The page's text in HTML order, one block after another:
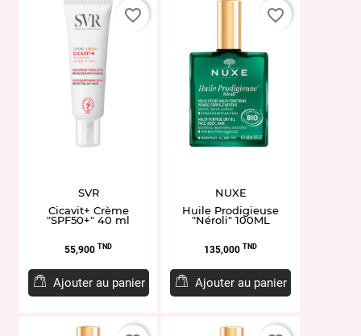
SVR
Cicavit+ Crème
"SPF50+" 40 ml
Prix
55,900 TND
Ajouter au panier
favorite_border
NUXE
Huile Prodigieuse
"Néroli" 100ML
Prix
135,000 TND
Ajouter au panier
favorite_border